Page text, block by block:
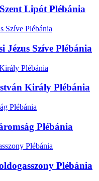
Lipót Plébánia
Jézus Szíve Plébánia
Király Plébánia
Plébánia
Plébánia